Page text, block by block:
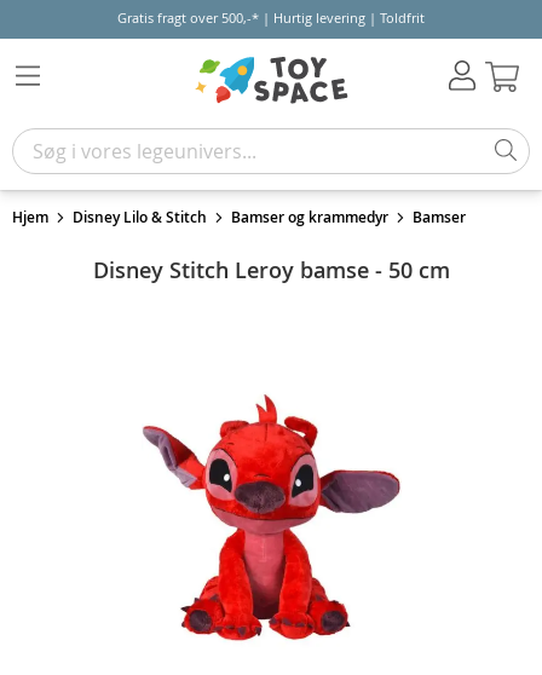
Gratis fragt over 500,-* | Hurtig levering | Toldfrit
Hjem Disney Lilo & Stitch Bamser og krammedyr Bamser
Disney Stitch Leroy bamse - 50 cm